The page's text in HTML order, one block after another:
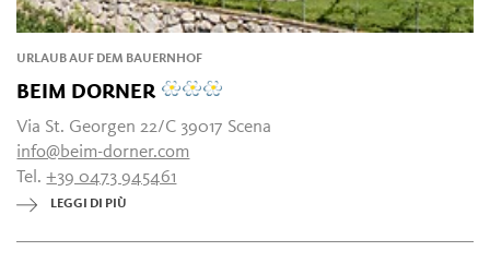
URLAUB AUF DEM BAUERNHOF
BEIM DORNER
Via St. Georgen 22/C 39017 Scena
info@beim-dorner.com
Tel.+39 0473 945461
LEGGI DI PIÙ